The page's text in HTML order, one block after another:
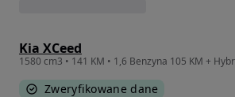
Kia XCeed
Zweryfikowane dane